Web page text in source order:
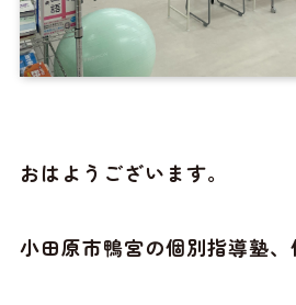
おはようございます。
小田原市鴨宮の個別指導塾、